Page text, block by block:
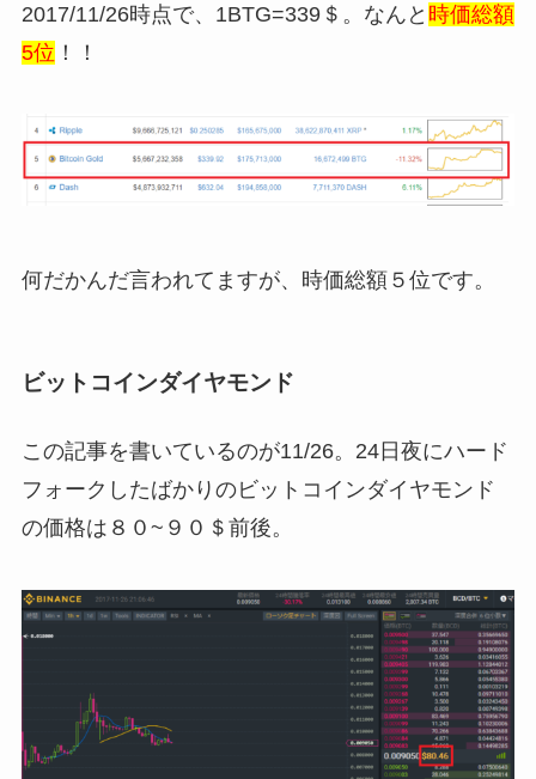
2017/11/26時点で、1BTG=339＄。なんと 時価総額
5位 ！！
何だかんだ言われてますが、時価総額５位です。
ビットコインダイヤモンド
この記事を書いているのが11/26。24日夜にハード
フォークしたばかりのビットコインダイヤモンド
の価格は８０~９０＄前後。